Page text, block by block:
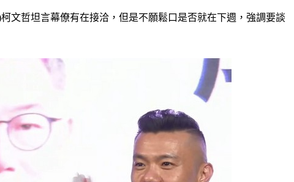
文哲坦言幕僚有在接洽，但是不願鬆口是否就在下週，強調要談